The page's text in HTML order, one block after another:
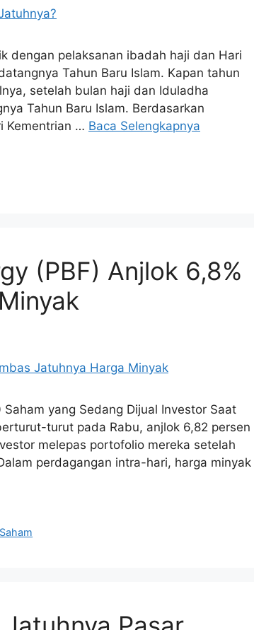
dengan pelaksanan ibadah haji dan Hari
Tahun Baru Islam. Kapan tahun
setelah bulan haji dan Iduladha
Tahun Baru Islam. Berdasarkan
Kementrian … Baca Selengkapnya
(PBF) Anjlok 6,8%
Saham yang Sedang Dijual Investor Saat
turut pada Rabu, anjlok 6,82 persen
melepas portofolio mereka setelah
perdagangan intra-hari, harga minyak
Saham